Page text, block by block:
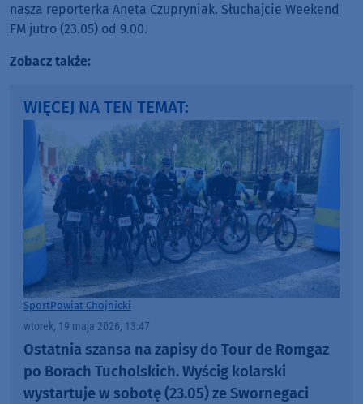
nasza reporterka Aneta Czupryniak. Słuchajcie Weekend
FM jutro (23.05) od 9.00.
Zobacz także:
WIĘCEJ NA TEN TEMAT:
SportPowiat Chojnicki
wtorek, 19 maja 2026, 13:47
Ostatnia szansa na zapisy do Tour de Romgaz
po Borach Tucholskich. Wyścig kolarski
wystartuje w sobotę (23.05) ze Swornegaci